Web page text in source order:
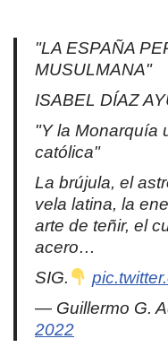
"LA ESPAÑA
MUSULMANA"
ISABEL DÍAZ
"Y la Monarquía
católica"
La brújula, el
vela latina, la
arte de teñir, el
acero…
SIG.
— Guillermo G.
2022